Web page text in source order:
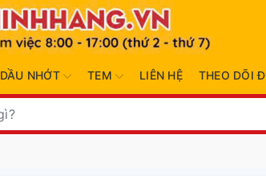
DẦU NHỚT TEM LIÊN HỆ THEO DÕI